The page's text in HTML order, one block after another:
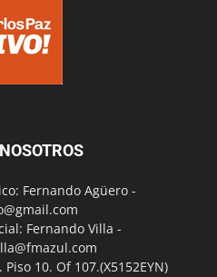
Fernando Agüero -
Fernando Villa -
10. Of 107.(X5152EYN)